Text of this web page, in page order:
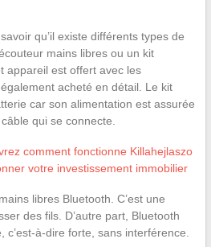
qu’il existe différents types de
mains libres ou un kit
appareil est offert avec les
acheté en détail. Le kit
car son alimentation est assurée
qui se connecte.
comment fonctionne Killahejlaszo
votre investissement immobilier
libres Bluetooth. C’est une
des fils. D’autre part, Bluetooth
à-dire forte, sans interférence.